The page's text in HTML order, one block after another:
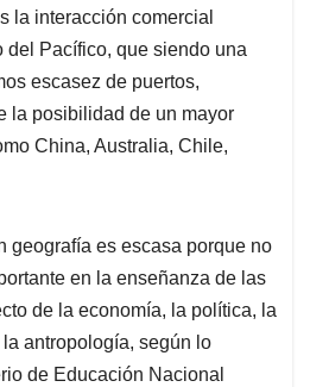
la interacción comercial
del Pacífico, que siendo una
escasez de puertos,
la posibilidad de un mayor
China, Australia, Chile,
geografía es escasa porque no
en la enseñanza de las
de la economía, la política, la
antropología, según lo
de Educación Nacional